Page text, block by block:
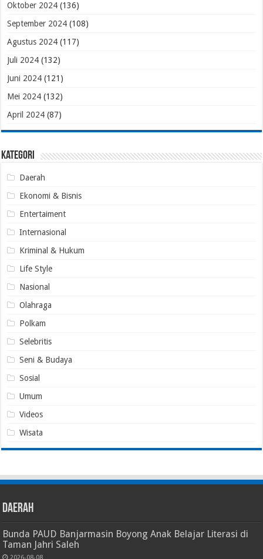
Oktober 2024 (136)
September 2024 (108)
Agustus 2024 (117)
Juli 2024 (132)
Juni 2024 (121)
Mei 2024 (132)
April 2024 (87)
Kategori
Daerah
Ekonomi & Bisnis
Entertaiment
Internasional
Kriminal & Hukum
Life Style
Nasional
Olahraga
Polkam
Selebritis
Seni & Budaya
Sosial
Umum
Videos
Wisata
Daerah
Bunda PAUD Banjarmasin Boyong Anak Belajar Literasi di
Taman Jahri Saleh